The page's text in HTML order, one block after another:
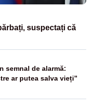
suspectați că
semnal de alarmă:
ar putea salva vieți”